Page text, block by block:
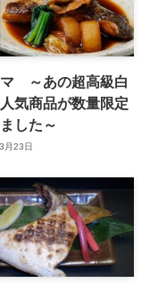
マ ～あの超高級白
気商品が数量限定
した～
月23日